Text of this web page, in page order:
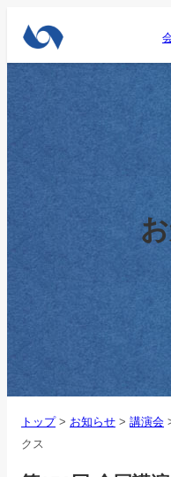
トップ> お知らせ > 講演会
クス